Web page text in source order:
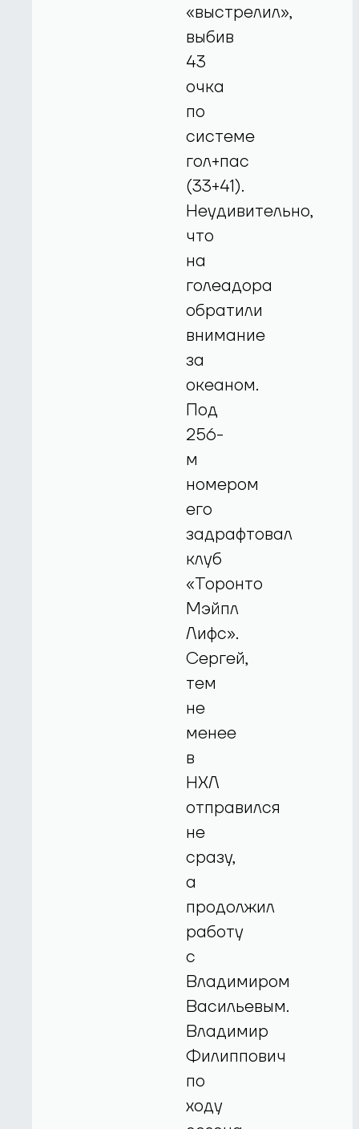
«выстрелил»,
выбив
43
очка
по
системе
гол+пас
(33+41).
Неудивительно,
что
на
голеадора
обратили
внимание
за
океаном.
Под
256-
м
номером
его
задрафтовал
клуб
«Торонто
Мэйпл
Лифс».
Сергей,
тем
не
менее
в
НХЛ
отправился
не
сразу,
а
продолжил
работу
с
Владимиром
Васильевым.
Владимир
Филиппович
по
ходу